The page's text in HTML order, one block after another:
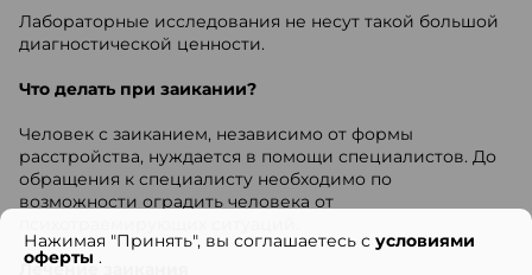
Лабораторные исследования не несут такой большой
диагностической ценности.
Что делать при заикании?
Человек с заиканием, независимо от формы
расстройства, нуждается в помощи специалистов. До
обращения к специалисту необходимо по
возможности оградить человека от
Лечение заикания
Нажимая "Принять", вы соглашаетесь с условиями
оферты .